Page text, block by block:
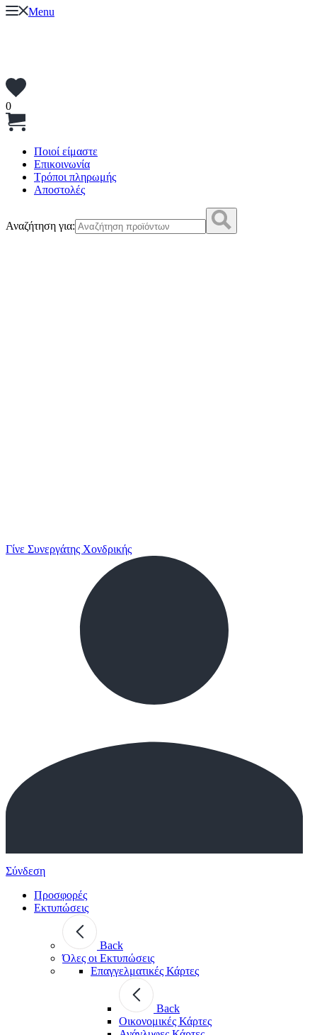
Menu
0
Ποιοί είμαστε
Επικοινωνία
Τρόποι πληρωμής
Αποστολές
Αναζήτηση για:
Γίνε Συνεργάτης Χονδρικής
Σύνδεση
Προσφορές
Εκτυπώσεις
Back
Όλες οι Εκτυπώσεις
Επαγγελματικές Κάρτες
Back
Οικονομικές Κάρτες